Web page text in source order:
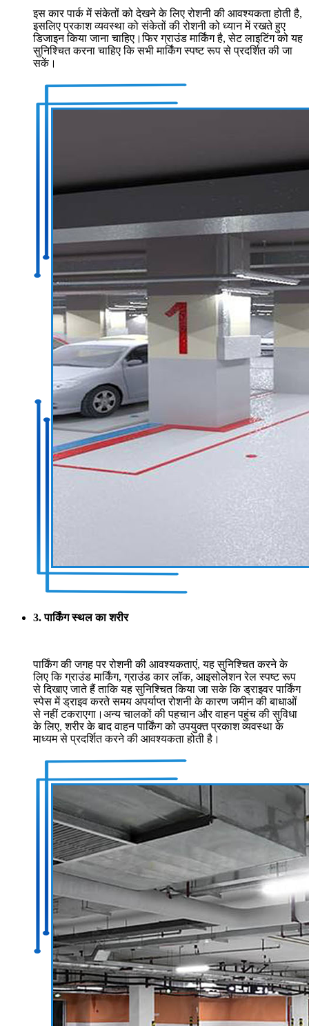
इस कार पार्क में संकेतों को देखने के लिए रोशनी की आवश्यकता होती है,
इसलिए प्रकाश व्यवस्था को संकेतों की रोशनी को ध्यान में रखते हुए
डिजाइन किया जाना चाहिए।फिर ग्राउंड मार्किंग है, सेट लाइटिंग को यह
सुनिश्चित करना चाहिए कि सभी मार्किंग स्पष्ट रूप से प्रदर्शित की जा
सकें।
3. पार्किंग स्थल का शरीर
पार्किंग की जगह पर रोशनी की आवश्यकताएं, यह सुनिश्चित करने के
लिए कि ग्राउंड मार्किंग, ग्राउंड कार लॉक, आइसोलेशन रेल स्पष्ट रूप
से दिखाए जाते हैं ताकि यह सुनिश्चित किया जा सके कि ड्राइवर पार्किंग
स्पेस में ड्राइव करते समय अपर्याप्त रोशनी के कारण जमीन की बाधाओं
से नहीं टकराएगा।अन्य चालकों की पहचान और वाहन पहुंच की सुविधा
के लिए, शरीर के बाद वाहन पार्किंग को उपयुक्त प्रकाश व्यवस्था के
माध्यम से प्रदर्शित करने की आवश्यकता होती है।